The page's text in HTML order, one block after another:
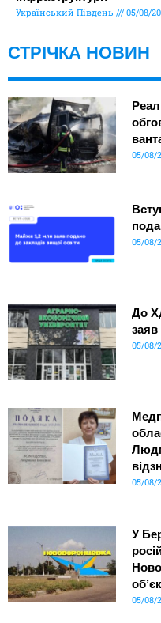
Український Південь 05/08/
СТРІЧКА НОВИН
05/08/
05/08/
До
заяв
05/08/
05/08/
У
05/08/